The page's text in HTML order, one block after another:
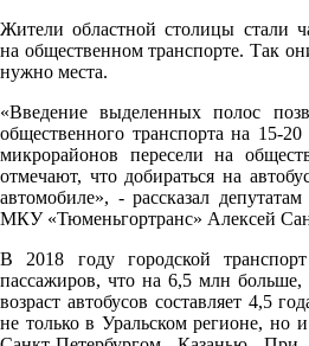
Жители областной столицы стали
на общественном транспорте. Так
нужно места.
«Введение выделенных полос
общественного транспорта на 15-
микрорайонов пересели на
отмечают, что добираться на
автомобиле», - рассказал
МКУ «Тюменьгортранс» Алексей
В 2018 году городской
пассажиров, что на 6,5 млн
возраст автобусов составляет 4,5
не только в Уральском регионе, но